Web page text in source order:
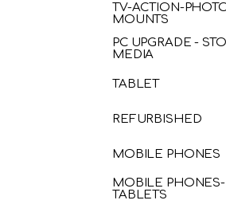
TV-ACTION-
MOUNTS
PC UPGRADE -
MEDIA
TABLET
REFURBISHED
MOBILE PHONES
MOBILE PHONES-
TABLETS